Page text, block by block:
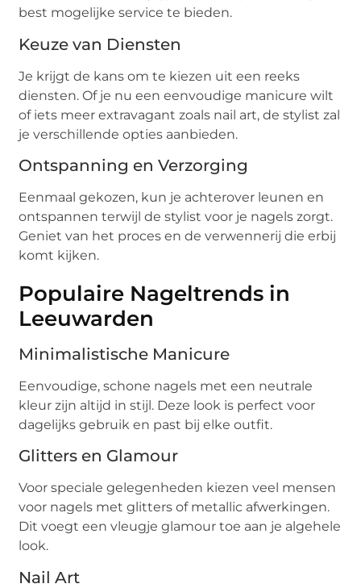
best mogelijke service te bieden.
Keuze van Diensten
Je krijgt de kans om te kiezen uit een reeks
diensten. Of je nu een eenvoudige manicure wilt
of iets meer extravagant zoals nail art, de stylist zal
je verschillende opties aanbieden.
Ontspanning en Verzorging
Eenmaal gekozen, kun je achterover leunen en
ontspannen terwijl de stylist voor je nagels zorgt.
Geniet van het proces en de verwennerij die erbij
komt kijken.
Populaire Nageltrends in
Leeuwarden
Minimalistische Manicure
Eenvoudige, schone nagels met een neutrale
kleur zijn altijd in stijl. Deze look is perfect voor
dagelijks gebruik en past bij elke outfit.
Glitters en Glamour
Voor speciale gelegenheden kiezen veel mensen
voor nagels met glitters of metallic afwerkingen.
Dit voegt een vleugje glamour toe aan je algehele
look.
Nail Art